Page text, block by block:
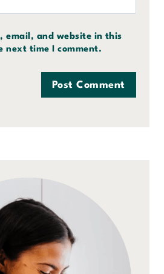
email, and website in this
next time I comment.